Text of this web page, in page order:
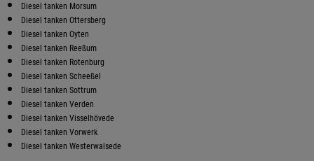
Diesel tanken Morsum
Diesel tanken Ottersberg
Diesel tanken Oyten
Diesel tanken Reeßum
Diesel tanken Rotenburg
Diesel tanken Scheeßel
Diesel tanken Sottrum
Diesel tanken Verden
Diesel tanken Visselhövede
Diesel tanken Vorwerk
Diesel tanken Westerwalsede